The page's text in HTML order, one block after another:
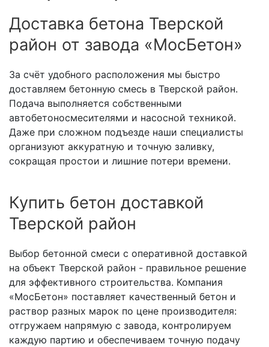
Доставка бетона Тверской
район от завода «МосБетон»
За счёт удобного расположения мы быстро
доставляем бетонную смесь в Тверской район.
Подача выполняется собственными
автобетоносмесителями и насосной техникой.
Даже при сложном подъезде наши специалисты
организуют аккуратную и точную заливку,
сокращая простои и лишние потери времени.
Купить бетон доставкой
Тверской район
Выбор бетонной смеси с оперативной доставкой
на объект Тверской район - правильное решение
для эффективного строительства. Компания
«МосБетон» поставляет качественный бетон и
раствор разных марок по цене производителя:
отгружаем напрямую с завода, контролируем
каждую партию и обеспечиваем точную подачу